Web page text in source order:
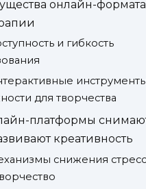
онлайн-
и гибкость
для творчества
платформы
креативность
снижения